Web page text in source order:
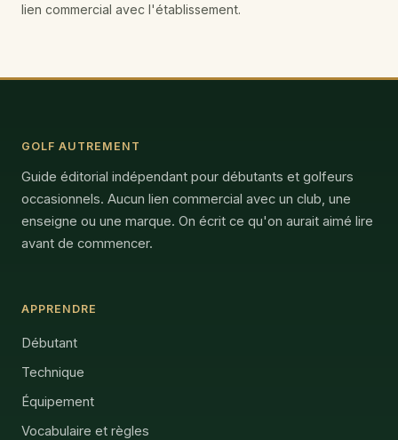
lien commercial avec l'établissement.
GOLF AUTREMENT
Guide éditorial indépendant pour débutants et golfeurs
occasionnels. Aucun lien commercial avec un club, une
enseigne ou une marque. On écrit ce qu'on aurait aimé lire
avant de commencer.
APPRENDRE
Débutant
Technique
Équipement
Vocabulaire et règles